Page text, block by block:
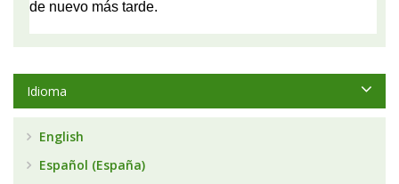
Idioma
English
Español (España)